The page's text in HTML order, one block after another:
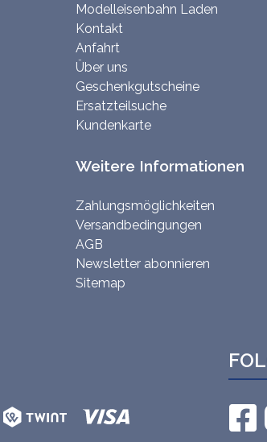
Modelleisenbahn Laden
Kontakt
Anfahrt
Über uns
Geschenkgutscheine
Ersatzteilsuche
Kundenkarte
Weitere Informationen
Zahlungsmöglichkeiten
Versandbedingungen
AGB
Newsletter abonnieren
Sitemap